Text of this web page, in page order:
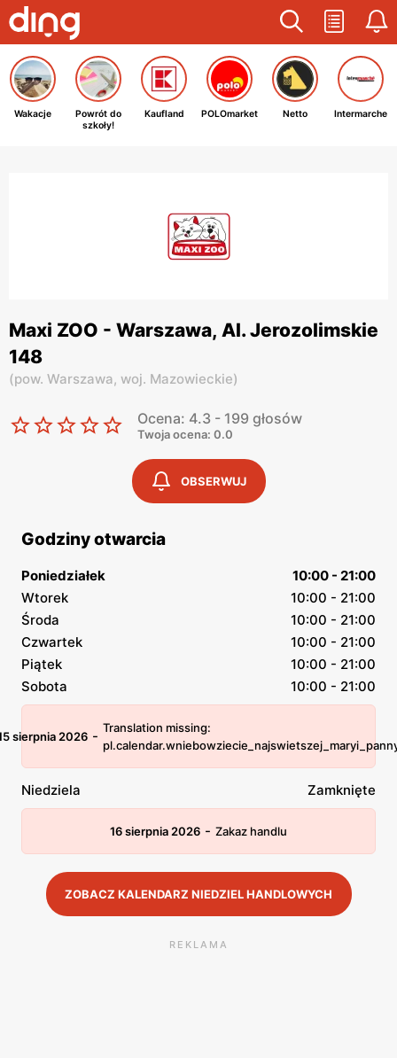
Wakacje
Powrót do
szkoły!
Kaufland POLOmarket Netto Intermarche
Maxi ZOO - Warszawa, Al. Jerozolimskie
148
(pow. Warszawa, woj. Mazowieckie)
Ocena: 4.3 - 199 głosów
Twoja ocena: 0.0
OBSERWUJ
Godziny otwarcia
Poniedziałek
10:00 - 21:00
Wtorek
10:00 - 21:00
Środa
10:00 - 21:00
Czwartek
10:00 - 21:00
Piątek
10:00 - 21:00
Sobota
10:00 - 21:00
sierpnia 2026 - Translation missing:
Niedziela Zamknięte
16 sierpnia 2026 - Zakaz handlu
ZOBACZ KALENDARZ NIEDZIEL HANDLOWYCH
REKLAMA